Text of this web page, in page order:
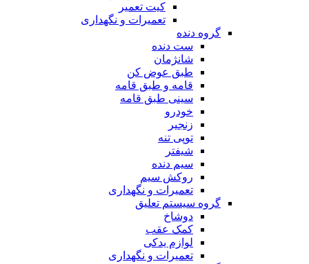
کیت تعمیر
تعمیرات و نگهداری
گروه دنده
ست دنده
شانژمان
طبق عوض کن
قامه و طبق قامه
سینی طبق قامه
خودرو
زنجیر
توپی تنه
شیفتر
سیم دنده
روکش سیم
تعمیرات و نگهداری
گروه سیستم تعلیق
دوشاخ
کمک عقب
لوازم یدکی
تعمیرات و نگهداری